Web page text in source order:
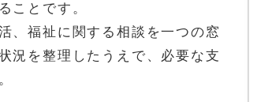
度
援
援事業
ことです。
、福祉に関する相談を一つの窓
況を整理したうえで、必要な支